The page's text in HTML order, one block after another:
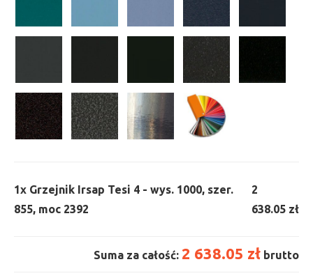
1x Grzejnik Irsap Tesi 4 - wys. 1000, szer.
855, moc 2392
2
638.05 zł
Suma za całość: 2 638.05 zł brutto